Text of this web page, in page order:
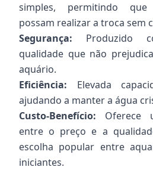
simples, permitindo que
possam realizar a troca sem
Segurança: Produzido
qualidade que não
aquário.
Eficiência: Elevada
ajudando a manter a água
Custo-Benefício: Oferece
entre o preço e a
escolha popular entre
iniciantes.